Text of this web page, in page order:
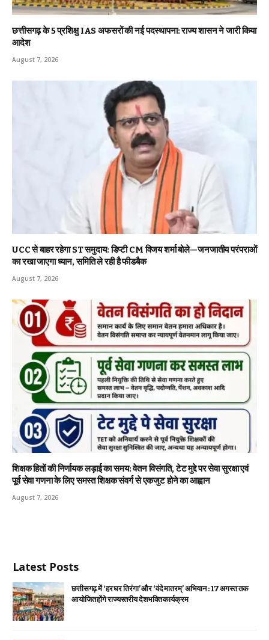
छत्तीसगढ़ के 5 प्रशिक्षु IAS अफसरों की नई पदस्थापना: राज्य शासन ने जारी किया
आदेश
August 7, 2026
UCC से बाहर रहेगा ST समुदाय: डिप्टी CM विजय शर्मा बोले—जनजातीय परंपराओं
का रखा जाएगा ध्यान, समिति ले रही है फीडबैक
August 7, 2026
शिक्षक हितों की निर्णायक लड़ाई का समय: वेतन विसंगति, टेट मुद्दे पर सेवा सुरक्षा एवं
पूर्व सेवा गणना के लिए समस्त शिक्षक संवर्ग से एकजुट होने का आह्वान
August 7, 2026
Latest Posts
छत्तीसगढ़ में ‘हर घर तिरंगा’ और ‘वंदे मातरम्’ अभियान : 17 अगस्त तक
आयोजित होंगे राज्यस्तरीय देशभक्ति कार्यक्रम